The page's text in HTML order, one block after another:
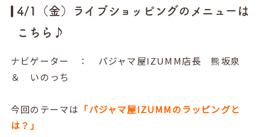
4/1（金）ライブショッピングのメニューは
こちら♪
ナビゲーター ： パジャマ屋IZUMM店長 熊坂泉
＆ いのっち
今回のテーマは 「パジャマ屋IZUMMのラッピングと
は？」